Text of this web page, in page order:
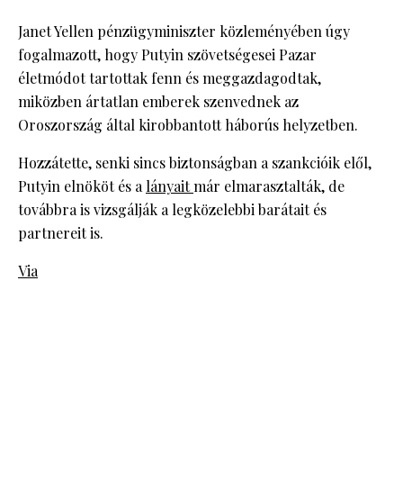
Janet Yellen pénzügyminiszter közleményében úgy
fogalmazott, hogy Putyin szövetségesei Pazar
életmódot tartottak fenn és meggazdagodtak,
miközben ártatlan emberek szenvednek az
Oroszország által kirobbantott háborús helyzetben.
Hozzátette, senki sincs biztonságban a szankcióik elől,
Putyin elnököt és alányaitmár elmarasztalták, de
továbbra is vizsgálják a legközelebbi barátait és
partnereit is.
Via